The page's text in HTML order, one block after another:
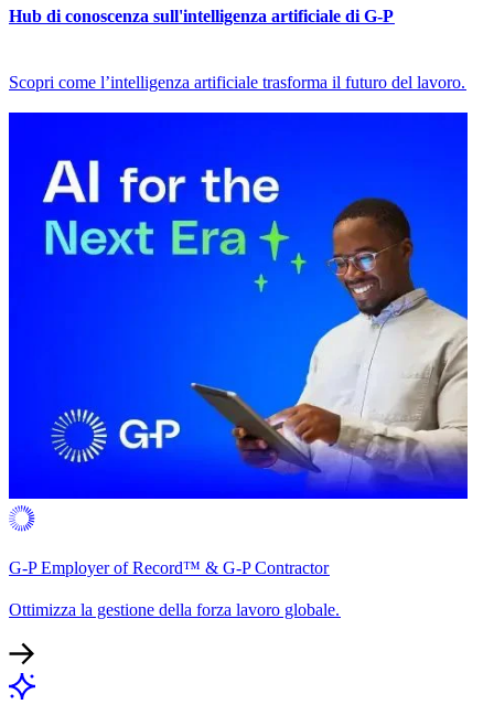
Hub di conoscenza sull'intelligenza artificiale di G-P​​
Scopri come l’intelligenza artificiale trasforma il futuro del lavoro.​​
G-P Employer of Record™ & G-P Contractor​​
Ottimizza la gestione della forza lavoro globale.​​